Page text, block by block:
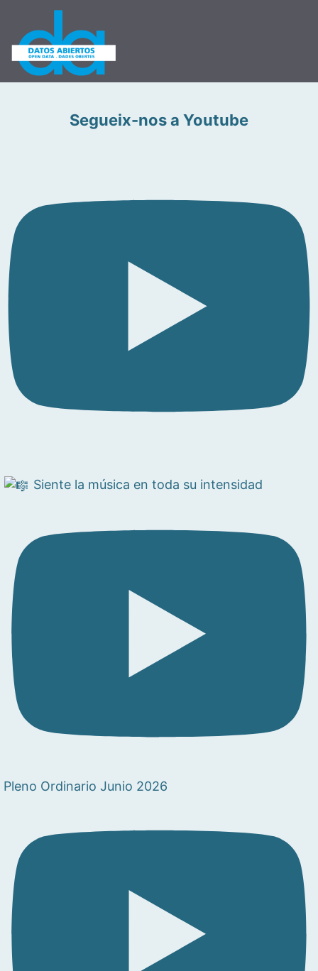
Segueix-nos a Youtube
Siente la música en toda su intensidad
Pleno Ordinario Junio 2026